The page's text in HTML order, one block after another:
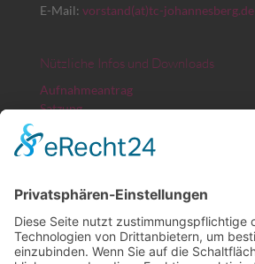
E-Mail: vorstand(at)tc-johannesberg.de
Nützliche Infos und Downloads
Aufnahmeantrag
Satzung
Beitragsordnung
Bankverbindung